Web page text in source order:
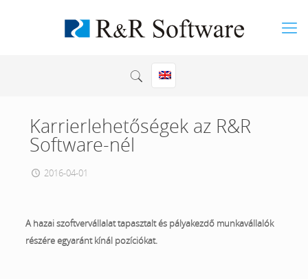
Karrierlehetőségek az R&R
Software-nél
2016-04-01
A hazai szoftvervállalat tapasztalt és pályakezdő munkavállalók
részére egyaránt kínál pozíciókat.